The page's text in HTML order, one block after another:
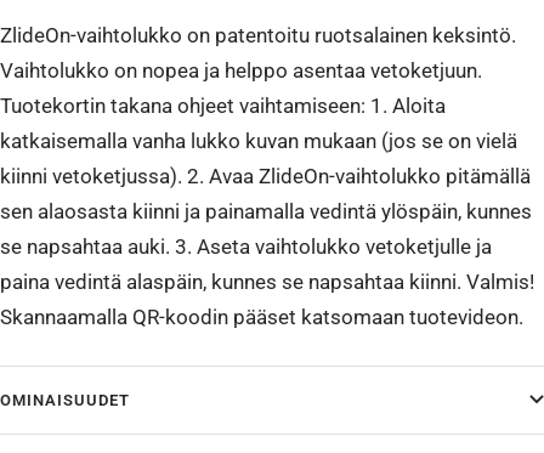
ZlideOn-vaihtolukko on patentoitu ruotsalainen keksintö.
Vaihtolukko on nopea ja helppo asentaa vetoketjuun.
Tuotekortin takana ohjeet vaihtamiseen: 1. Aloita
katkaisemalla vanha lukko kuvan mukaan (jos se on vielä
kiinni vetoketjussa). 2. Avaa ZlideOn-vaihtolukko pitämällä
sen alaosasta kiinni ja painamalla vedintä ylöspäin, kunnes
se napsahtaa auki. 3. Aseta vaihtolukko vetoketjulle ja
paina vedintä alaspäin, kunnes se napsahtaa kiinni. Valmis!
Skannaamalla QR-koodin pääset katsomaan tuotevideon.
OMINAISUUDET